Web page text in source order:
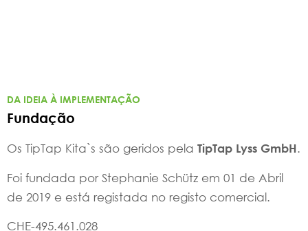
DA IDEIA À IMPLEMENTAÇÃO
Fundação
Os TipTap Kita`s são geridos pela TipTap Lyss GmbH.
Foi fundada por Stephanie Schütz em 01 de Abril
de 2019 e está registada no registo comercial.
CHE-495.461.028